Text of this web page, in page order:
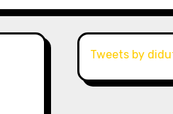
Tweets by